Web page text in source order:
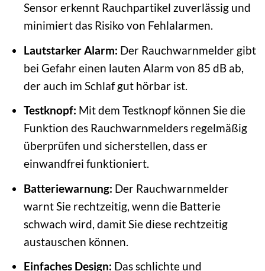
Sensor erkennt Rauchpartikel zuverlässig und
minimiert das Risiko von Fehlalarmen.
Lautstarker Alarm: Der Rauchwarnmelder gibt
bei Gefahr einen lauten Alarm von 85 dB ab,
der auch im Schlaf gut hörbar ist.
Testknopf: Mit dem Testknopf können Sie die
Funktion des Rauchwarnmelders regelmäßig
überprüfen und sicherstellen, dass er
einwandfrei funktioniert.
Batteriewarnung: Der Rauchwarnmelder
warnt Sie rechtzeitig, wenn die Batterie
schwach wird, damit Sie diese rechtzeitig
austauschen können.
Einfaches Design: Das schlichte und